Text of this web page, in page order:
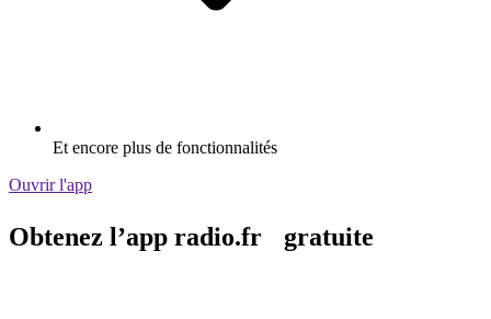
Et encore plus de fonctionnalités
Ouvrir l'app
Obtenez l’app radio.fr gratuite